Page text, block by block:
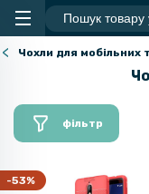
Чохли для мобільних
фільтр
-53%